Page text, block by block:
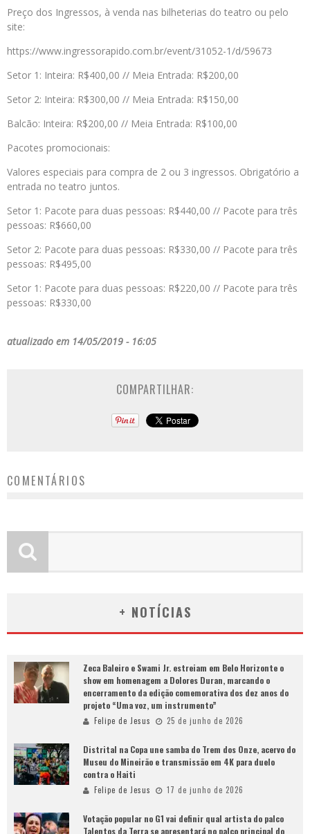
Preço dos Ingressos, à venda nas bilheterias do teatro ou pelo
site:
https://www.ingressorapido.com.br/event/31052-1/d/59673
Setor 1: Inteira: R$400,00 // Meia Entrada: R$200,00
Setor 2: Inteira: R$300,00 // Meia Entrada: R$150,00
Balcão: Inteira: R$200,00 // Meia Entrada: R$100,00
Pacotes promocionais:
Valores especiais para compra de 2 ou 3 ingressos. Obrigatório a
entrada no teatro juntos.
Setor 1: Pacote para duas pessoas: R$440,00 // Pacote para três
pessoas: R$660,00
Setor 2: Pacote para duas pessoas: R$330,00 // Pacote para três
pessoas: R$495,00
Setor 1: Pacote para duas pessoas: R$220,00 // Pacote para três
pessoas: R$330,00
atualizado em 14/05/2019 - 16:05
COMPARTILHAR:
COMENTÁRIOS
+ NOTÍCIAS
Zeca Baleiro e Swami Jr. estreiam em Belo Horizonte o
show em homenagem a Dolores Duran, marcando o
encerramento da edição comemorativa dos dez anos do
projeto “Uma voz, um instrumento”
Felipe de Jesus 25 de junho de 2026
Distrital na Copa une samba do Trem dos Onze, acervo do
Museu do Mineirão e transmissão em 4K para duelo
contra o Haiti
Felipe de Jesus 17 de junho de 2026
Votação popular no G1 vai definir qual artista do palco
Talentos da Terra se apresentará no palco principal do